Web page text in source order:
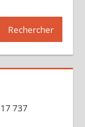
Rechercher
17 737